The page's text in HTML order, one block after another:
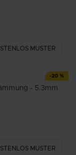
- 20 %
MUSTER
- 5.3mm
MUSTER